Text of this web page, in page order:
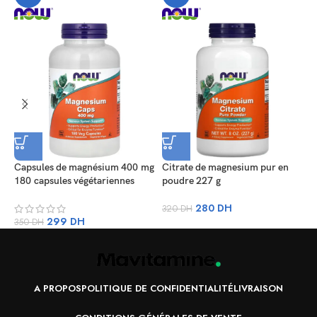
Capsules de magnésium 400 mg
180 capsules végétariennes
350DH 299 DH
Citrate de magnesium pur en
poudre 227 g
320DH 280 DH
A PROPOSPOLITIQUE DE CONFIDENTIALITÉLIVRAISON